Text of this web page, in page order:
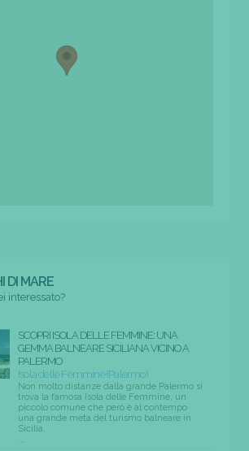
DI MARE
interessato?
SCOPRI ISOLA DELLE FEMMINE: UNA
GEMMA BALNEARE SICILIANA VICINO A
PALERMO
Isola delle Femmine (Palermo)
Non molto distanze dalla grande Palermo si
trova la famosa Isola delle Femmine, un
piccolo comune che però è al contempo
una grande meta del turismo balneare in
Sicilia.
...